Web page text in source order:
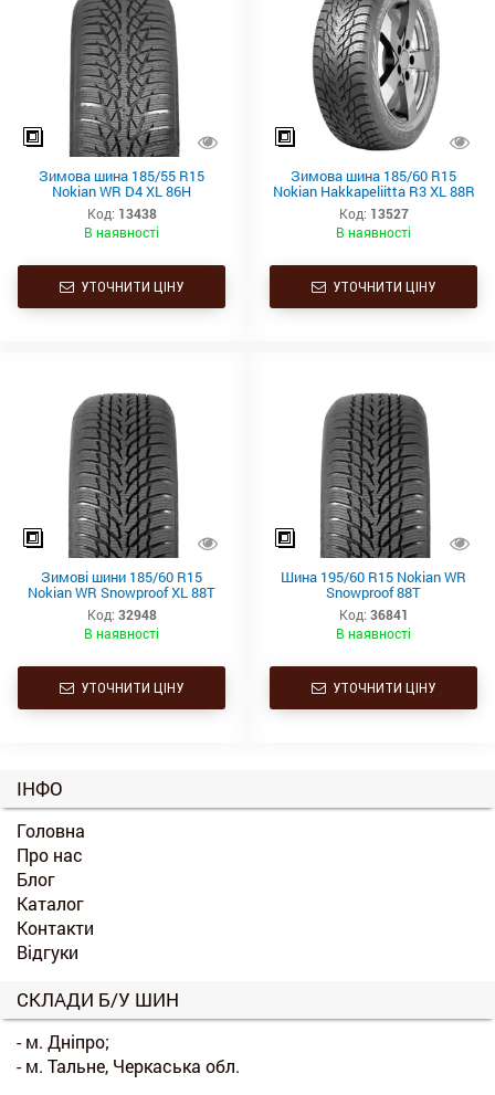
Зимова шина 185/55 R15
Nokian WR D4 XL 86H
Код: 13438
В наявності
УТОЧНИТИ ЦІНУ
Зимова шина 185/60 R15
Nokian Hakkapeliitta R3 XL 88R
Код: 13527
В наявності
УТОЧНИТИ ЦІНУ
Зимові шини 185/60 R15
Nokian WR Snowproof XL 88T
Код: 32948
В наявності
УТОЧНИТИ ЦІНУ
Шина 195/60 R15 Nokian WR
Snowproof 88T
Код: 36841
В наявності
УТОЧНИТИ ЦІНУ
ІНФО
Головна
Про нас
Блог
Каталог
Контакти
Відгуки
СКЛАДИ Б/У ШИН
- м. Дніпро;
- м. Тальне, Черкаська обл.